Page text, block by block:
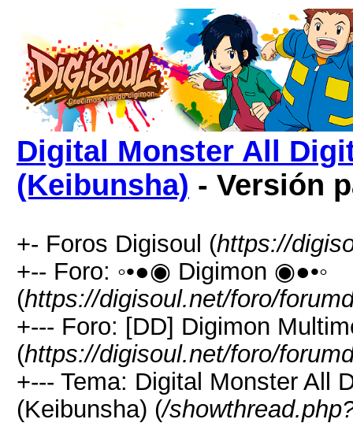
Digital Monster All
(Keibunsha) - Versión
+- Foros Digisoul (https://
+-- Foro: ◦•●◉ Digimon ◉●•◦
(https://digisoul.net/foro/
+--- Foro: [DD] Digimon
(https://digisoul.net/foro/
+--- Tema: Digital Monster All
(Keibunsha) (/